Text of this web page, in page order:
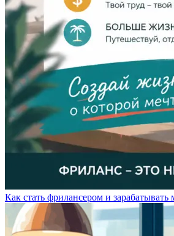
Как стать фрилансером и зарабатывать